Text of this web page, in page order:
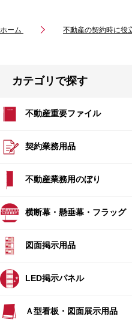
ホーム 不動産の契約時に役
カテゴリで探す
不動産重要ファイル
契約業務用品
不動産業務用のぼり
横断幕・懸垂幕・フラッグ
図面掲示用品
LED掲示パネル
Ａ型看板・図面展示用品